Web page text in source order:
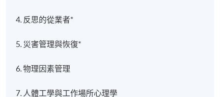
4. 反思的從業者*
5. 災害管理與恢復*
6. 物理因素管理
7. 人體工學與工作場所心理學